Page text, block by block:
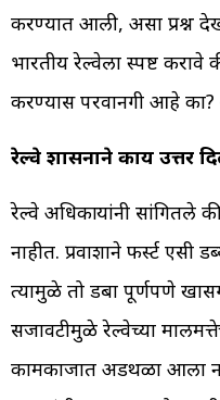
करण्यात आली, असा प्रश्न
भारतीय रेल्वेला स्पष्ट
करण्यास परवानगी आहे
रेल्वे प्रशासनाने काय उत्तर
रेल्वे अधिकाऱ्यांनी सांगितले
नाहीत. प्रवाशाने फर्स्ट एसी
त्यामुळे तो डबा पूर्णपणे
सजावटीमुळे रेल्वेच्या
कामकाजात अडथळा आला